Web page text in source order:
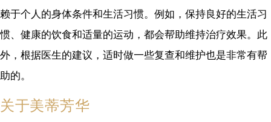
赖于个人的身体条件和生活习惯。例如，保持良好的生活习
惯、健康的饮食和适量的运动，都会帮助维持治疗效果。此
外，根据医生的建议，适时做一些复查和维护也是非常有帮
助的。
关于美蒂芳华